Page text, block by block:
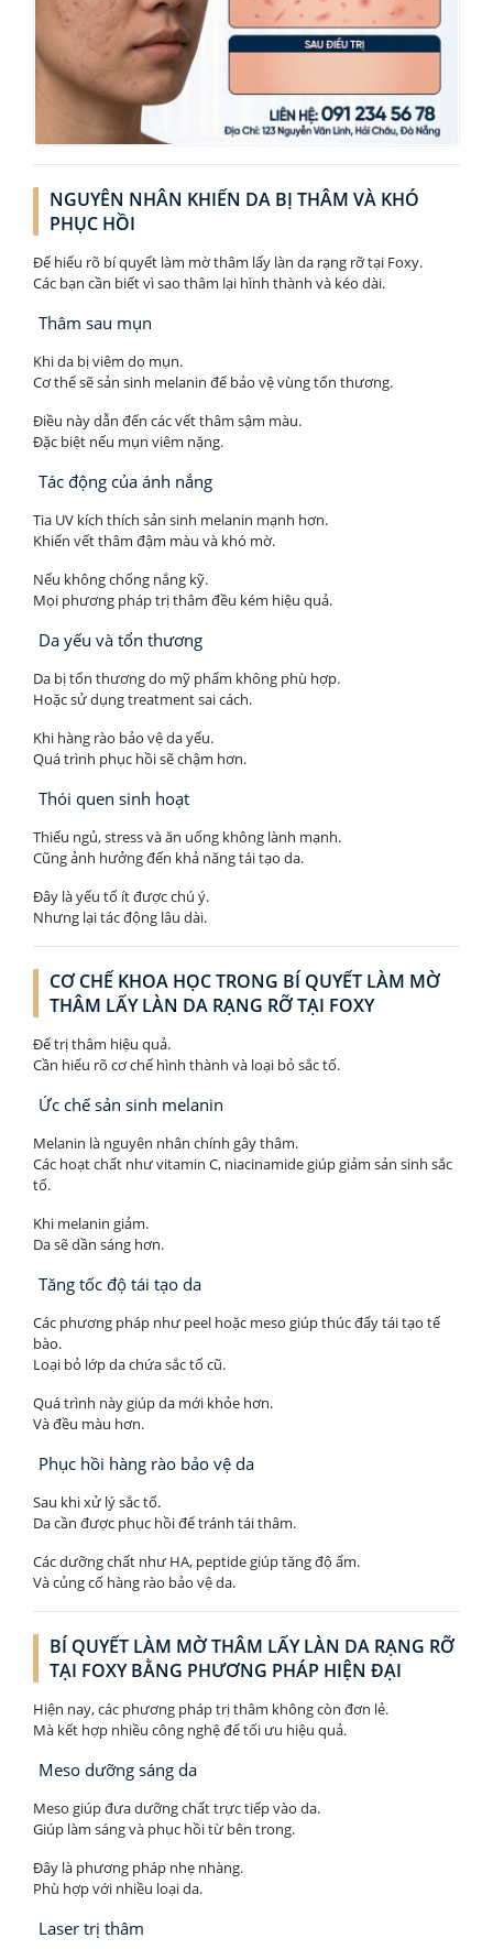
NGUYÊN NHÂN KHIẾN DA BỊ THÂM VÀ KHÓ
PHỤC HỒI
Để hiểu rõ bí quyết làm mờ thâm lấy làn da rạng rỡ tại Foxy.
Các bạn cần biết vì sao thâm lại hình thành và kéo dài.
Thâm sau mụn
Khi da bị viêm do mụn.
Cơ thể sẽ sản sinh melanin để bảo vệ vùng tổn thương.
Điều này dẫn đến các vết thâm sậm màu.
Đặc biệt nếu mụn viêm nặng.
Tác động của ánh nắng
Tia UV kích thích sản sinh melanin mạnh hơn.
Khiến vết thâm đậm màu và khó mờ.
Nếu không chống nắng kỹ.
Mọi phương pháp trị thâm đều kém hiệu quả.
Da yếu và tổn thương
Da bị tổn thương do mỹ phẩm không phù hợp.
Hoặc sử dụng treatment sai cách.
Khi hàng rào bảo vệ da yếu.
Quá trình phục hồi sẽ chậm hơn.
Thói quen sinh hoạt
Thiếu ngủ, stress và ăn uống không lành mạnh.
Cũng ảnh hưởng đến khả năng tái tạo da.
Đây là yếu tố ít được chú ý.
Nhưng lại tác động lâu dài.
CƠ CHẾ KHOA HỌC TRONG BÍ QUYẾT LÀM MỜ
THÂM LẤY LÀN DA RẠNG RỠ TẠI FOXY
Để trị thâm hiệu quả.
Cần hiểu rõ cơ chế hình thành và loại bỏ sắc tố.
Ức chế sản sinh melanin
Melanin là nguyên nhân chính gây thâm.
Các hoạt chất như vitamin C, niacinamide giúp giảm sản sinh sắc
tố.
Khi melanin giảm.
Da sẽ dần sáng hơn.
Tăng tốc độ tái tạo da
Các phương pháp như peel hoặc meso giúp thúc đẩy tái tạo tế
bào.
Loại bỏ lớp da chứa sắc tố cũ.
Quá trình này giúp da mới khỏe hơn.
Và đều màu hơn.
Phục hồi hàng rào bảo vệ da
Sau khi xử lý sắc tố.
Da cần được phục hồi để tránh tái thâm.
Các dưỡng chất như HA, peptide giúp tăng độ ẩm.
Và củng cố hàng rào bảo vệ da.
BÍ QUYẾT LÀM MỜ THÂM LẤY LÀN DA RẠNG RỠ
TẠI FOXY BẰNG PHƯƠNG PHÁP HIỆN ĐẠI
Hiện nay, các phương pháp trị thâm không còn đơn lẻ.
Mà kết hợp nhiều công nghệ để tối ưu hiệu quả.
Meso dưỡng sáng da
Meso giúp đưa dưỡng chất trực tiếp vào da.
Giúp làm sáng và phục hồi từ bên trong.
Đây là phương pháp nhẹ nhàng.
Phù hợp với nhiều loại da.
Laser trị thâm